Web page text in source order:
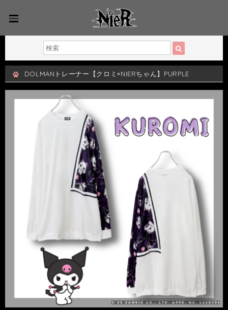
DOLMANトレーナー【クロミ×NIERちゃん】PURPLE